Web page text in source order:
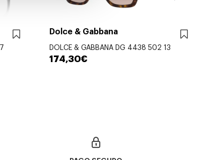
Dolce & Gabbana
DOLCE & GABBANA DG 4438 502 13
174,30€